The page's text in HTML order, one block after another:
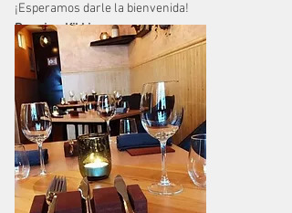
¡Esperamos darle la bienvenida!
Dennis y Kikki